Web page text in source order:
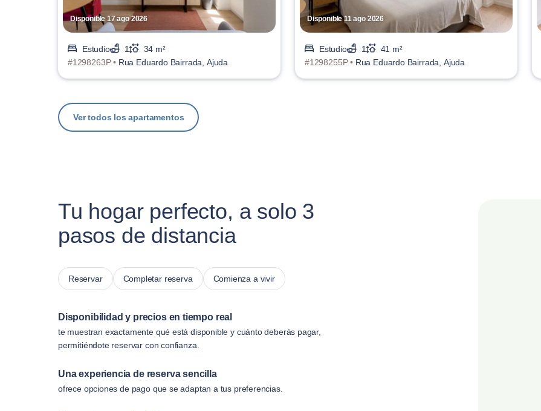
Disponible 17 ago 2026
Estudio 1
34 m²
#1298263P • Rua Eduardo Bairrada, Ajuda
Disponible 11 ago 2026
Estudio 1
41 m²
#1298255P • Rua Eduardo Bairrada, Ajuda
Ver todos los apartamentos
Tu hogar perfecto, a solo 3
pasos de distancia
Reservar Completar reserva Comienza a vivir
Disponibilidad y precios en tiempo real
te muestran exactamente qué está disponible y cuánto deberás pagar,
permitiéndote reservar con confianza.
Una experiencia de reserva sencilla
ofrece opciones de pago que se adaptan a tus preferencias.